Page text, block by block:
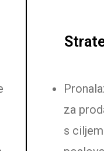
za
s